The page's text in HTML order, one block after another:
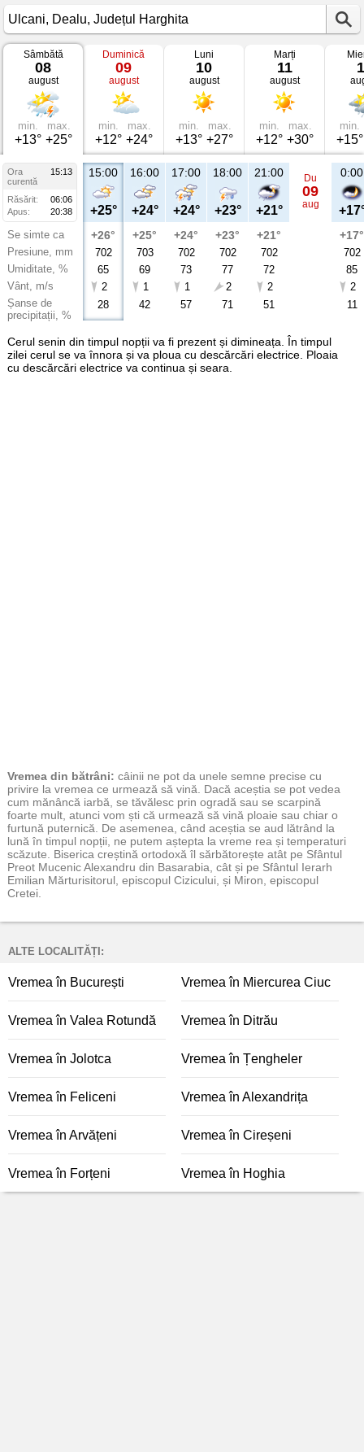
Vremea
Ulcani
Dealu,
Județul
Harghita
Sâmbătă
08
august
min.
+13°
max.
+25°
Duminică
09
august
min.
+12°
max.
+24°
Luni
10
august
min.
+13°
max.
+27°
Marți
11
august
min.
+12°
max.
+30°
min.
+15°
Ora
15:13
curentă
Răsărit:
06:06
Apus:
20:38
Se simte ca
Presiune, mm
Umiditate, %
Vânt, m/s
Șanse de
precipitații, %
15:00
+25°
+26°
702
65
2
28
16:00
+24°
+25°
703
69
1
42
17:00
+24°
+24°
702
73
1
57
18:00
+23°
+23°
702
77
2
71
21:00
+21°
+21°
702
72
2
51
Du
09
aug
0:00
+17°
702
85
2
11
Cerul senin din timpul nopții va fi prezent și dimineața. În timpul
zilei cerul se va înnora și va ploua cu descărcări electrice. Ploaia
cu descărcări electrice va continua și seara.
Vremea din bătrâni: câinii ne pot da unele semne precise cu
privire la vremea ce urmează să vină. Dacă aceștia se pot vedea
cum mănâncă iarbă, se tăvălesc prin ogradă sau se scarpină
foarte mult, atunci vom ști că urmează să vină ploaie sau chiar o
furtună puternică. De asemenea, când aceștia se aud lătrând la
lună în timpul nopții, ne putem aștepta la vreme rea și temperaturi
scăzute. Biserica creștină ortodoxă îl sărbătorește atât pe Sfântul
Preot Mucenic Alexandru din Basarabia, cât și pe Sfântul Ierarh
Emilian Mărturisitorul, episcopul Cizicului, și Miron, episcopul
Cretei.
ALTE LOCALITĂȚI:
Vremea în București Vremea în Miercurea Ciuc
Vremea în Valea Rotundă Vremea în Ditrău
Vremea în Jolotca Vremea în Țengheler
Vremea în Feliceni Vremea în Alexandrița
Vremea în Arvățeni Vremea în Cireșeni
Vremea în Forțeni Vremea în Hoghia